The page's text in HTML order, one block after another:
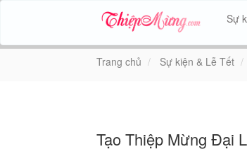
Sự
Trang chủ Sự kiện & Lễ Tết
Tạo Thiệp Mừng Đại